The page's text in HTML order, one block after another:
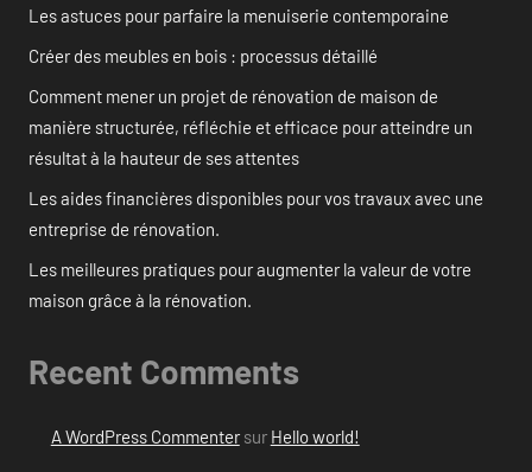
Les astuces pour parfaire la menuiserie contemporaine
Créer des meubles en bois : processus détaillé
Comment mener un projet de rénovation de maison de
manière structurée, réfléchie et efficace pour atteindre un
résultat à la hauteur de ses attentes
Les aides financières disponibles pour vos travaux avec une
entreprise de rénovation.
Les meilleures pratiques pour augmenter la valeur de votre
maison grâce à la rénovation.
Recent Comments
A WordPress Commentersur Hello world!